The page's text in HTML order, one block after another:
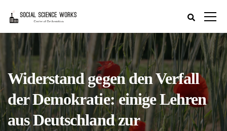
Widerstand gegen den Verfall
der Demokratie: einige Lehren
aus Deutschland zur